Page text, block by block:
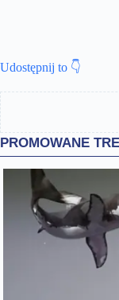
Udostępnij to 👇